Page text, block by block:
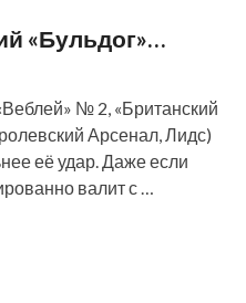
«Бульдог»…
№ 2, «Британский
Арсенал, Лидс)
её удар. Даже если
валит с …